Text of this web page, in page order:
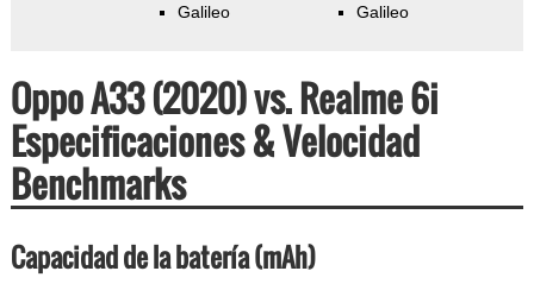
Galileo Galileo
Oppo A33 (2020) vs. Realme 6i
Especificaciones & Velocidad
Benchmarks
Capacidad de la batería (mAh)